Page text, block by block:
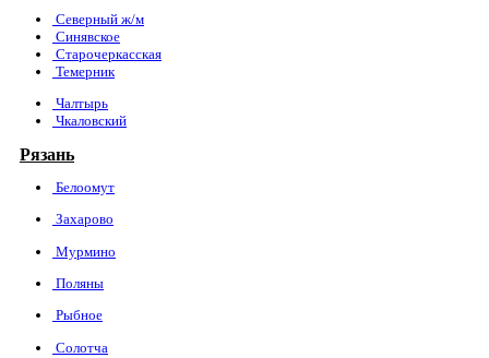
Северный ж/м
Синявское
Старочеркасская
Темерник
Чалтырь
Чкаловский
Рязань
Белоомут
Захарово
Мурмино
Поляны
Рыбное
Солотча